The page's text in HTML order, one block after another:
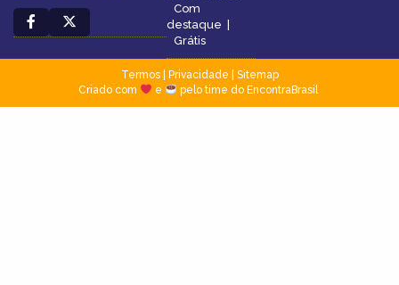
Com
destaque |
Grátis
Termos| Privacidade
Sitemap
Criado com
e pelo time do EncontraBrasil